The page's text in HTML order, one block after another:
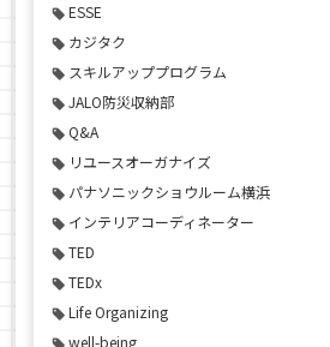
ESSE
カジタク
スキルアッププログラム
JALO防災収納部
Q&A
リユースオーガナイズ
パナソニックショウルーム横浜
インテリアコーディネーター
TED
TEDx
Life Organizing
well-being